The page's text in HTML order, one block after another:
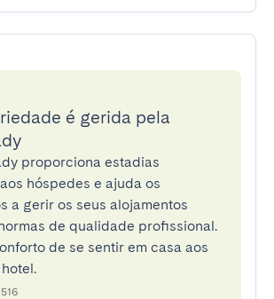
é gerida pela
proporciona estadias
hóspedes e ajuda os
a gerir os seus alojamentos
de qualidade profissional.
de se sentir em casa aos